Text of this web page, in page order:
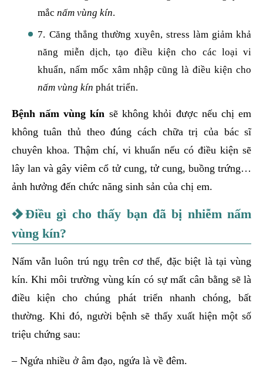
mắcnấm vùng kín.
7. Căng thẳng thường xuyên, stress làm giảm khả
năng miễn dịch, tạo điều kiện cho các loại vi
khuẩn, nấm mốc xâm nhập cũng là điều kiện cho
nấm vùng kín phát triển.
Bệnh nấm vùng kín sẽ không khỏi được nếu chị em
không tuân thủ theo đúng cách chữa trị của bác sĩ
chuyên khoa. Thậm chí, vi khuẩn nếu có điều kiện sẽ
lây lan và gây viêm cổ tử cung, tử cung, buồng trứng…
ảnh hưởng đến chức năng sinh sản của chị em.
Điều gì cho thấy bạn đã bị nhiễm nấm
vùng kín?
Nấm vẫn luôn trú ngụ trên cơ thể, đặc biệt là tại vùng
kín. Khi môi trường vùng kín có sự mất cân bằng sẽ là
điều kiện cho chúng phát triển nhanh chóng, bất
thường. Khi đó, người bệnh sẽ thấy xuất hiện một số
triệu chứng sau:
– Ngứa nhiều ở âm đạo, ngứa là về đêm.